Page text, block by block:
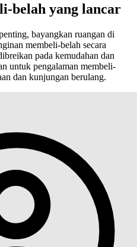
belah yang lancar
bayangkan ruangan di
membeli-belah secara
pada kemudahan dan
untuk pengalaman membeli-
dan kunjungan berulang.